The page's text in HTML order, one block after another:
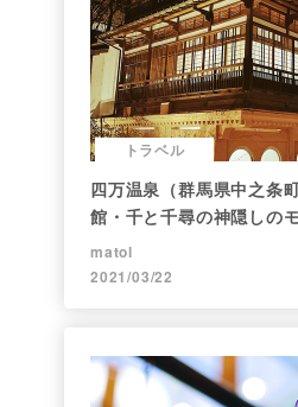
トラベル
四万温泉（群馬県中之条
館・千と千尋の神隠しの
らべるショット）
matol
2021/03/22